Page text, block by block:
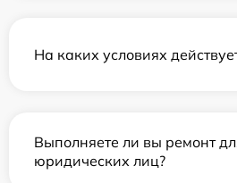
На каких условиях
Выполняете ли вы ремонт
юридических лиц?